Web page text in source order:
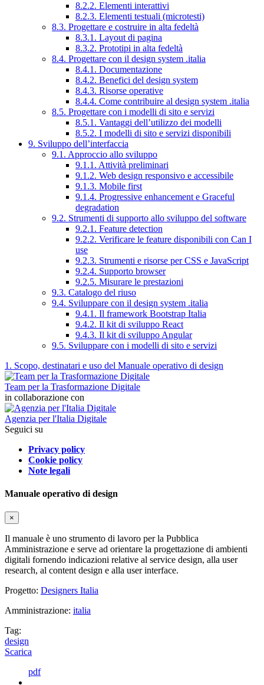
8.2.2. Elementi interattivi
8.2.3. Elementi testuali (microtesti)
8.3. Progettare e costruire in alta fedeltà
8.3.1. Layout di pagina
8.3.2. Prototipi in alta fedeltà
8.4. Progettare con il design system .italia
8.4.1. Documentazione
8.4.2. Benefici del design system
8.4.3. Risorse operative
8.4.4. Come contribuire al design system .italia
8.5. Progettare con i modelli di sito e servizi
8.5.1. Vantaggi dell’utilizzo dei modelli
8.5.2. I modelli di sito e servizi disponibili
9. Sviluppo dell’interfaccia
9.1. Approccio allo sviluppo
9.1.1. Attività preliminari
9.1.2. Web design responsivo e accessibile
9.1.3. Mobile first
9.1.4. Progressive enhancement e Graceful
degradation
9.2. Strumenti di supporto allo sviluppo del software
9.2.1. Feature detection
9.2.2. Verificare le feature disponibili con Can I
use
9.2.3. Strumenti e risorse per CSS e JavaScript
9.2.4. Supporto browser
9.2.5. Misurare le prestazioni
9.3. Catalogo del riuso
9.4. Sviluppare con il design system .italia
9.4.1. Il framework Bootstrap Italia
9.4.2. Il kit di sviluppo React
9.4.3. Il kit di sviluppo Angular
9.5. Sviluppare con i modelli di sito e servizi
1. Scopo, destinatari e uso del Manuale operativo di design
Team per la Trasformazione Digitale
in collaborazione con
Agenzia per l'Italia Digitale
Seguici su
Privacy policy
Cookie policy
Note legali
Manuale operativo di design
×
Il manuale è uno strumento di lavoro per la Pubblica
Amministrazione e serve ad orientare la progettazione di ambienti
digitali fornendo indicazioni relative al service design, alla user
research, al content design e alla user interface.
Progetto: Designers Italia
Amministrazione: italia
Tag:
design
Scarica
pdf